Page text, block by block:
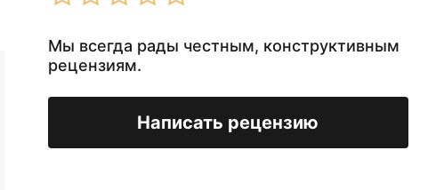
Мы всегда рады честным, конструктивным
рецензиям.
Написать рецензию